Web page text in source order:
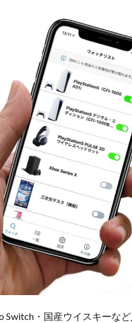
Switch・国産ウイスキーなど